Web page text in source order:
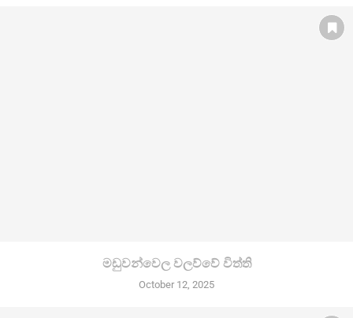
මඩුවන්වෙල වලව්වේ විත්ති
October 12, 2025